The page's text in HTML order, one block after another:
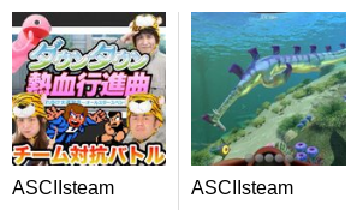
ASCIIsteam ASCIIsteam